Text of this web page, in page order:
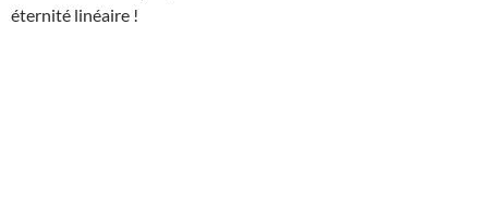
éternité linéaire !